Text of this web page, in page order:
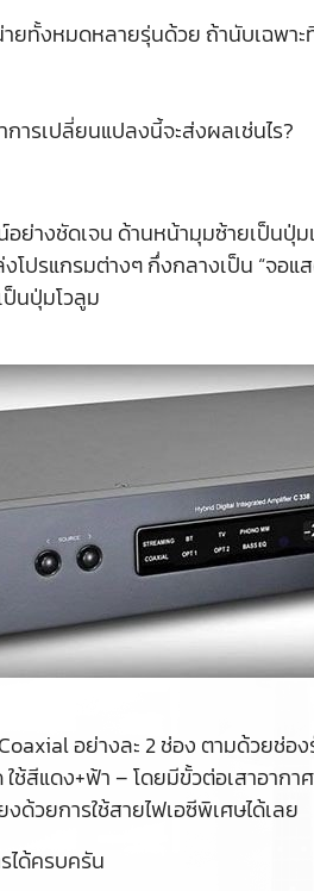
หมดหลายรุ่นด้วย ถ้านับเฉพาะ
ารเปลี่ยนแปลงนี้จะส่งผลเช่นไร?
ย่างชัดเจน ด้านหน้ามุมซ้ายเป็น
ปรแกรมต่างๆ กึ่งกลางเป็น “จอ
ป็นปุ่มโวลูม
อย่างละ 2 ช่อง ตามด้วยช่
แดง+ฟ้า – โดยมีขั้วต่อเสาอากา
วยการใช้สายไฟเอซีพิเศษได้เลย
ด้ครบครัน